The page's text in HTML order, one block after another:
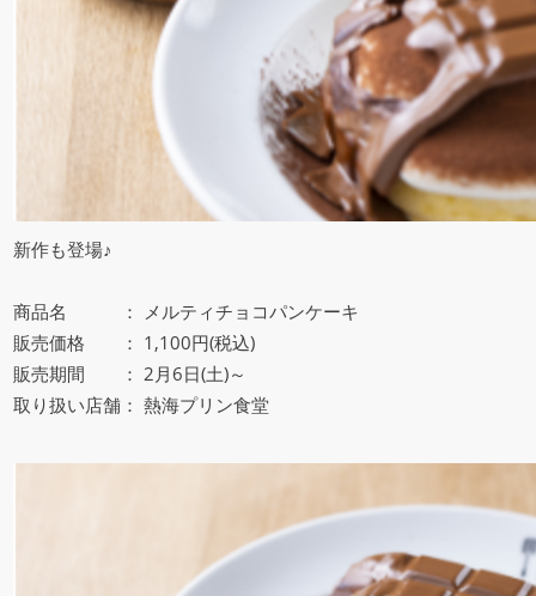
新作も登場♪
商品名 ： メルティチョコパンケーキ
販売価格 ： 1,100円(税込)
販売期間 ： 2月6日(土)～
取り扱い店舗： 熱海プリン食堂